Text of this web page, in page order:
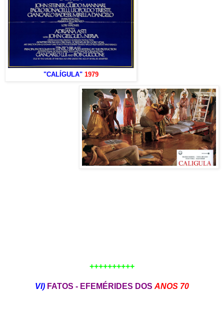
"CALÍGULA" 1979
++++++++++
VI) FATOS - EFEMÉRIDES DOS ANOS 70